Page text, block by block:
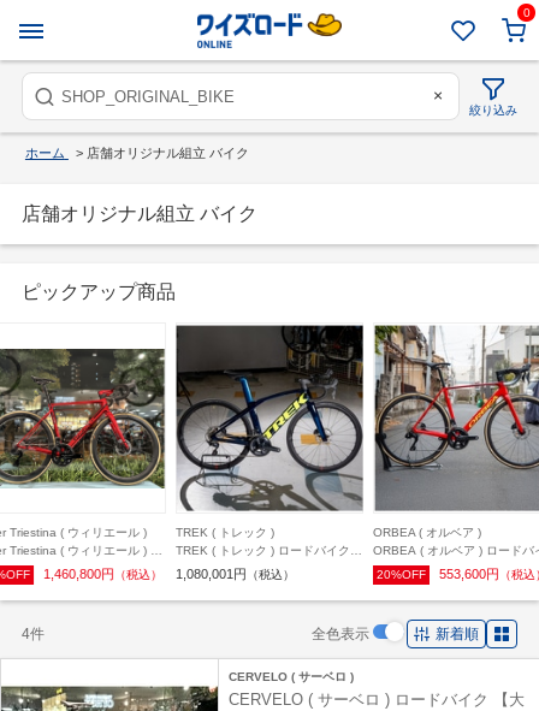
0
×
絞り込み
ホーム > 店舗オリジナル組立 バイク
店舗オリジナル組立 バイク
ピックアップ商品
Triestina ( ウィリエール )
Triestina ( ウィリエール ) ロ
イク VERTICALE SLR 大阪
SHIMANO DURA-ACE DISC
MICHE KLEOS RD 50 仕様 (
ルベットレッド M ( 身長目安
前後 )
1,460,800円 （税込）
TREK ( トレック )
TREK ( トレック ) ロードバイク
MADONE SLR P1 Gen6 ( マドン
Ultegra R8020 2x11s オリジナル
1,080,001円 （税込）
ORBEA ( オルベア )
ORBEA ( オルベア ) ロードバ
ORCA M35I ( オルカ M35i )
オリジナル完成車 Myo オーダ
ラー レッド 51 (身長目安
後)
20%OFF 553,600円 （税
4件 全色表示 新着順
CERVELO ( サーベロ )
CERVELO ( サーベロ ) ロードバイク 【大